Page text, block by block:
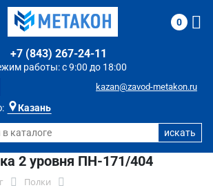
Казань
работы: с 9:00 до 18:00
+7 (843) 267-24-11
kazan@zavod-metakon.ru
0
2 уровня ПН-171/404
Полки